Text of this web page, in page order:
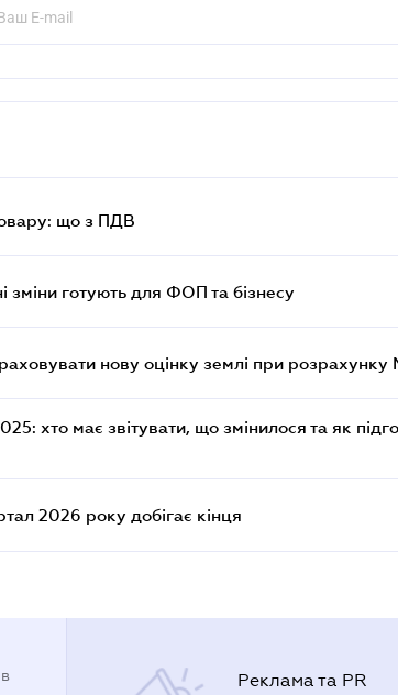
що з ПДВ
зміни готують для ФОП та бізнесу
нову оцінку землі при розрахунку
хто має звітувати, що змінилося та як
2026 року добігає кінця
Реклама та PR